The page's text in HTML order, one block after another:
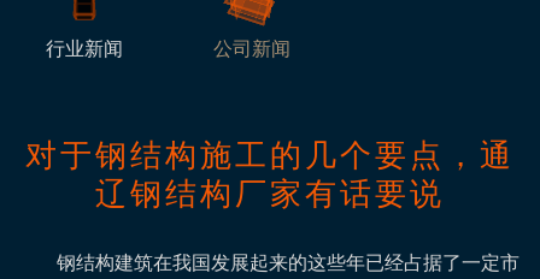
行业新闻 公司新闻
对于钢结构施工的几个要点，通
辽钢结构厂家有话要说
钢结构建筑在我国发展起来的这些年已经占据了一定市